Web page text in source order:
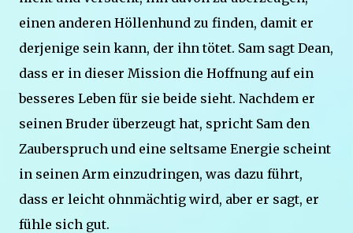
einen anderen Höllenhund zu finden, damit er
derjenige sein kann, der ihn tötet. Sam sagt Dean,
dass er in dieser Mission die Hoffnung auf ein
besseres Leben für sie beide sieht. Nachdem er
seinen Bruder überzeugt hat, spricht Sam den
Zauberspruch und eine seltsame Energie scheint
in seinen Arm einzudringen, was dazu führt,
dass er leicht ohnmächtig wird, aber er sagt, er
fühle sich gut.